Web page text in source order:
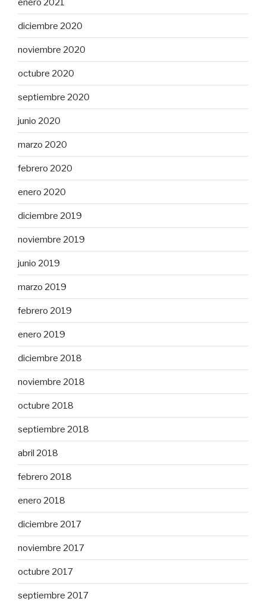
enero 2021
diciembre 2020
noviembre 2020
octubre 2020
septiembre 2020
junio 2020
marzo 2020
febrero 2020
enero 2020
diciembre 2019
noviembre 2019
junio 2019
marzo 2019
febrero 2019
enero 2019
diciembre 2018
noviembre 2018
octubre 2018
septiembre 2018
abril 2018
febrero 2018
enero 2018
diciembre 2017
noviembre 2017
octubre 2017
septiembre 2017